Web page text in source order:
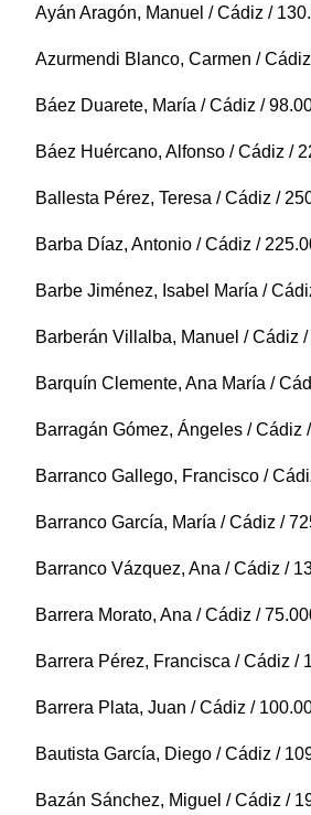
Ayán Aragón, Manuel / Cádiz /
Azurmendi Blanco, Carmen /
Báez Duarete, María / Cádiz /
Báez Huércano, Alfonso / Cádiz /
Ballesta Pérez, Teresa / Cádiz /
Barba Díaz, Antonio / Cádiz /
Barbe Jiménez, Isabel María /
Barberán Villalba, Manuel / Cádiz
Barquín Clemente, Ana María /
Barragán Gómez, Ángeles / Cádiz
Barranco Gallego, Francisco /
Barranco García, María / Cádiz /
Barranco Vázquez, Ana / Cádiz /
Barrera Morato, Ana / Cádiz /
Barrera Pérez, Francisca / Cádiz /
Barrera Plata, Juan / Cádiz /
Bautista García, Diego / Cádiz /
Bazán Sánchez, Miguel / Cádiz /